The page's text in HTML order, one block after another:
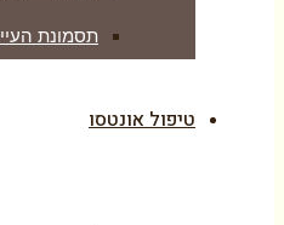
תסמונת
טיפול אונטסו